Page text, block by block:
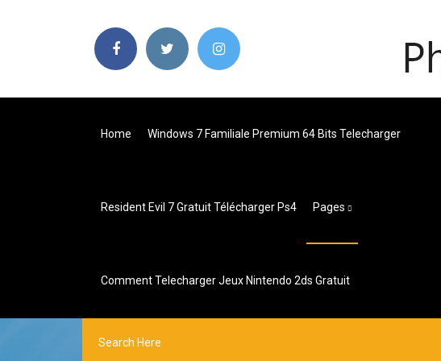
Home Windows 7 Familiale Premium 64 Bits Telecharger
Resident Evil 7 Gratuit Télécharger Ps4 Pages
Comment Telecharger Jeux Nintendo 2ds Gratuit